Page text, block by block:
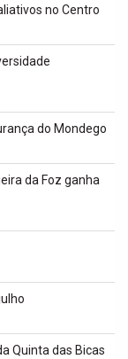
no Centro
do Mondego
da Foz ganha
Quinta das Bicas